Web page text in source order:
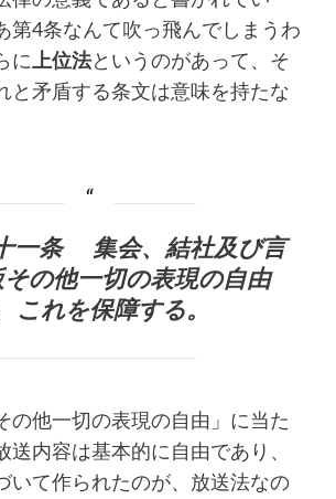
第4条なんて吹っ飛んでしまうわ
に上位法というのがあって、そ
と矛盾する条文は意味を持たな
一条
集会、結社及び言
の他一切の表現の自由
これを保障する。
の他一切の表現の自由」に当た
送内容は基本的に自由であり、
いて作られたのが、放送法なの